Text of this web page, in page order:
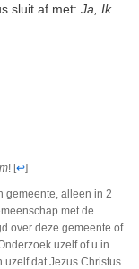
sluit af met: Ja, Ik
! [↩]
gemeente, alleen in 2
met de
over deze gemeente of
uzelf of u in
uzelf dat Jezus Christus